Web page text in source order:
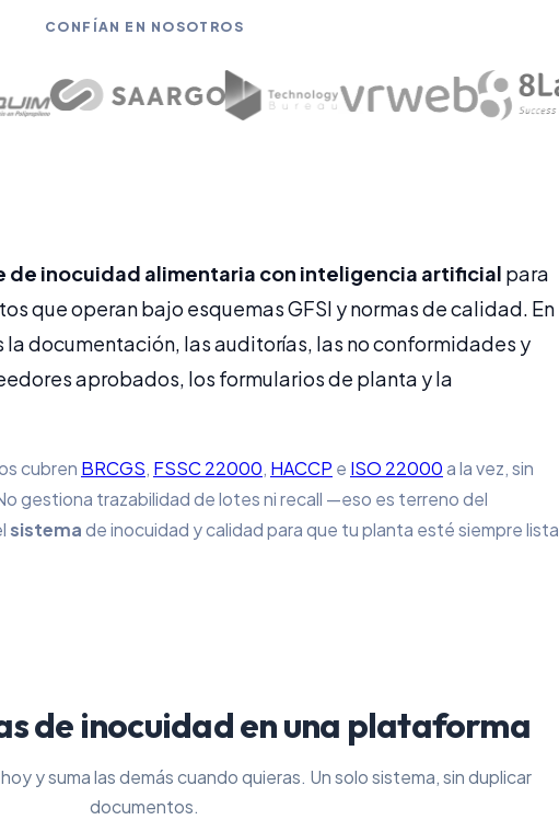
CONFÍAN EN NOSOTROS
de inocuidad alimentaria con inteligencia artificial para
que operan bajo esquemas GFSI y normas de calidad. En
documentación, las auditorías, las no conformidades y
aprobados, los formularios de planta y la
cubren BRCGS, FSSC 22000, HACCP e ISO 22000a la vez, sin
gestiona trazabilidad de lotes ni recall —eso es terreno del
sistemade inocuidad y calidad para que tu planta esté siempre lista
de inocuidad en una plataforma
y suma las demás cuando quieras. Un solo sistema, sin duplicar
documentos.